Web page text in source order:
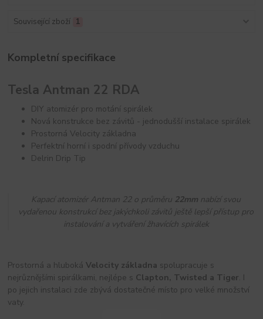
Související zboží 1
Kompletní specifikace
Tesla Antman 22 RDA
DIY atomizér pro motání spirálek
Nová konstrukce bez závitů - jednodušší instalace spirálek
Prostorná Velocity základna
Perfektní horní i spodní přívody vzduchu
Delrin Drip Tip
Kapací atomizér Antman 22 o průměru 22mm nabízí svou
vydařenou konstrukcí bez jakýchkoli závitů ještě lepší přístup pro
instalování a vytváření žhavících spirálek
Prostorná a hlubokáVelocity základna spolupracuje s
nejrůznějšími spirálkami, nejlépe s Clapton, Twisted a Tiger. I
po jejich instalaci zde zbývá dostatečné místo pro velké množství
vaty.